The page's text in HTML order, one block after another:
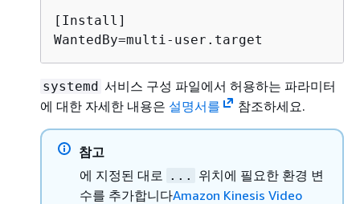
[Install]
WantedBy=multi-user.target
systemd 서비스 구성 파일에서 허용하는 파라미터
에 대한 자세한 내용은 설명서를 참조하세요.
참고
에 지정된 대로 ...
위치에 필요한 환경 변
수를 추가합니다Amazon Kinesis Video